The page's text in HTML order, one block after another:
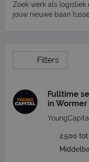
Zoek werk als logistiek
jouw nieuwe baan
Filters
Fulltime
in Wormer
YoungCapital
2.500